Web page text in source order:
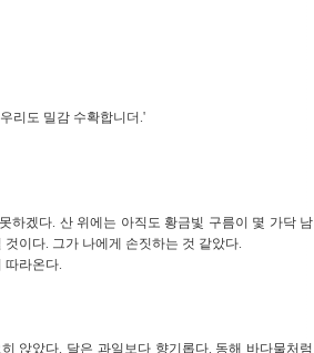
리도 밀감 수확합니더.'
하겠다. 산 위에는 아직도 황금빛 구름이 몇 가닥 남
이다. 그가 나에게 손짓하는 것 같았다.
따라온다.
앉았다. 달은 과일보다 향기롭다. 동해 바다물처럼